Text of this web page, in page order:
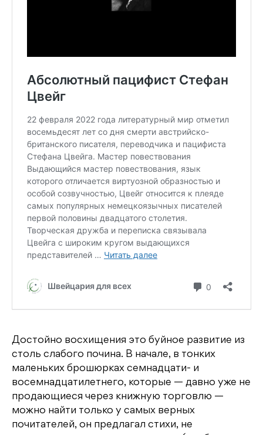
Достойно восхищения это буйное развитие из
столь слабого почина. В начале, в тонких
маленьких брошюрках семнадцати- и
восемнадцатилетнего, которые — давно уже не
продающиеся через книжную торговлю —
можно найти только у самых верных
почитателей, он предлагал стихи, не